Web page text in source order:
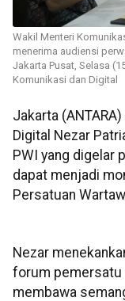
Wakil Menteri
menerima audiensi
Jakarta Pusat, Selasa
Komunikasi dan Digital
Jakarta
Digital Nezar
PWI yang digelar
dapat menjadi
Persatuan
Nezar
forum pemersatu
membawa